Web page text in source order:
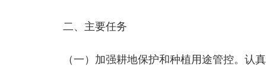
二、主要任务
（一）加强耕地保护和种植用途管控。认真